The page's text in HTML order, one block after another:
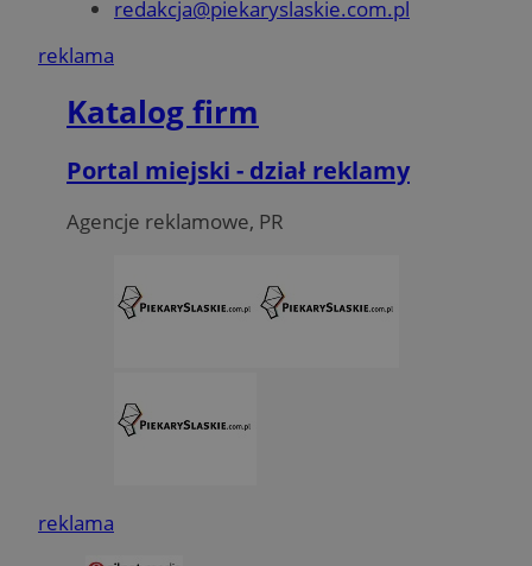
redakcja@piekaryslaskie.com.pl
reklama
Katalog firm
Portal miejski - dział reklamy
Agencje reklamowe, PR
reklama